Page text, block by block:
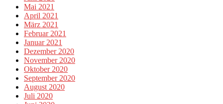
Mai 2021
April 2021
März 2021
Februar 2021
Januar 2021
Dezember 2020
November 2020
Oktober 2020
September 2020
August 2020
Juli 2020